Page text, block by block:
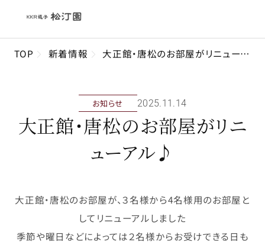
TOP 新着情報 大正館・唐松のお部屋がリニューアル♪
大正館・唐松のお部屋がリニ
ューアル♪
2025年11月14日
お知らせ
大正館・唐松のお部屋が、３名様から4名様用のお部屋と
してリニューアルしました
季節や曜日などによっては２名様からお受けできる日も